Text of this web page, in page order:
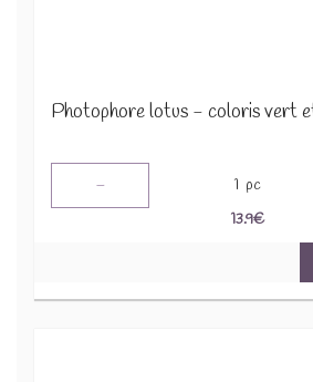
Photophore lotus - coloris vert
- 1 pc
13.9€